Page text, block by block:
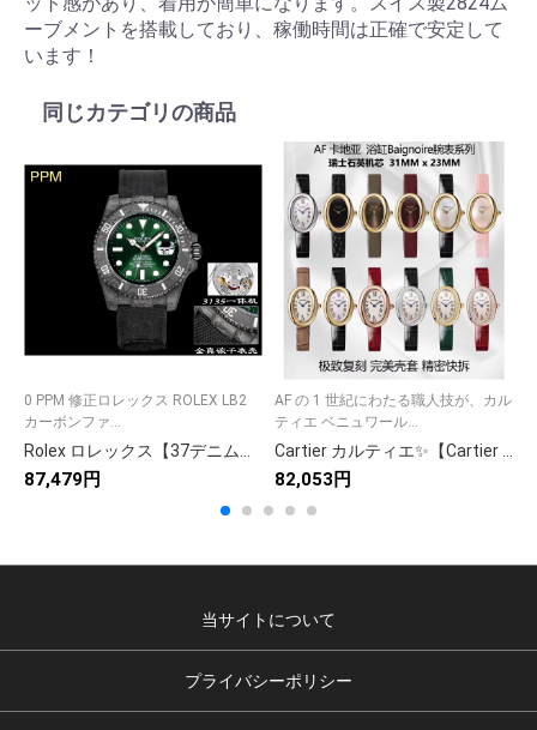
ーブメントを搭載しており、稼働時間は正確で安定して
います！
同じカテゴリの商品
0 PPM 修正ロレックス ROLEX LB2
カーボンファ...
87,479円
AF の 1 世紀にわたる職人技が、カル
ティエ ベニュワール...
82,053円
当サイトについて
プライバシーポリシー